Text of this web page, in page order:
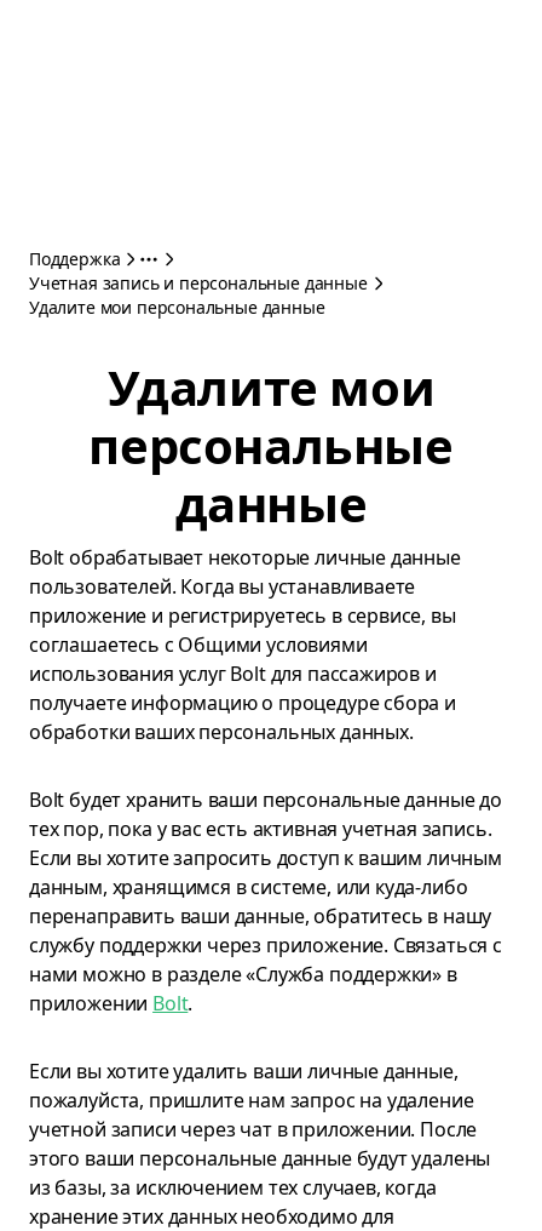
Поддержка
Учетная запись и персональные данные
Удалите мои персональные данные
Удалите мои
персональные
данные
Bolt обрабатывает некоторые личные данные
пользователей. Когда вы устанавливаете
приложение и регистрируетесь в сервисе, вы
соглашаетесь с Общими условиями
использования услуг Bolt для пассажиров и
получаете информацию о процедуре сбора и
обработки ваших персональных данных.
Bolt будет хранить ваши персональные данные до
тех пор, пока у вас есть активная учетная запись.
Если вы хотите запросить доступ к вашим личным
данным, хранящимся в системе, или куда-либо
перенаправить ваши данные, обратитесь в нашу
службу поддержки через приложение. Cвязаться с
нами можно в разделе «Служба поддержки» в
приложении Bolt.
Если вы хотите удалить ваши личные данные,
пожалуйста, пришлите нам запрос на удаление
учетной записи через чат в приложении. После
этого ваши персональные данные будут удалены
из базы, за исключением тех случаев, когда
хранение этих данных необходимо для